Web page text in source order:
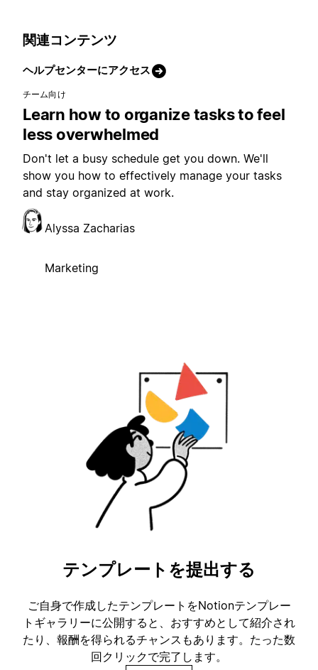
関連コンテンツ
ヘルプセンターにアクセス
チーム向け
Learn how to organize tasks to feel
less overwhelmed
Don't let a busy schedule get you down. We'll
show you how to effectively manage your tasks
and stay organized at work.
Alyssa Zacharias
Marketing
テンプレートを提出する
ご自身で作成したテンプレートをNotionテンプレー
トギャラリーに公開すると、おすすめとして紹介され
たり、報酬を得られるチャンスもあります。たった数
回クリックで完了します。